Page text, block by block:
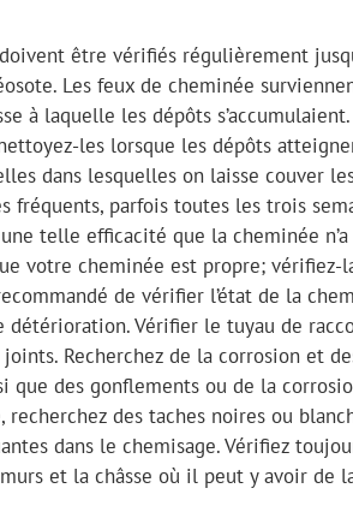
être vérifiés régulièrement
Les feux de cheminée
à laquelle les dépôts
les lorsque les dépôts
dans lesquelles on laisse couver
fréquents, parfois toutes les trois
telle efficacité que la cheminée n’a
votre cheminée est propre; vérifiez-
de vérifier l’état de la
Vérifier le tuyau de
Recherchez de la corrosion et
des gonflements ou de la
des taches noires ou
dans le chemisage. Vérifiez
et la châsse où il peut y avoir de